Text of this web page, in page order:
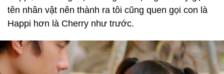
tên nhân vật nên thành ra tôi cũng quen gọi con là
Happi hơn là Cherry như trước.